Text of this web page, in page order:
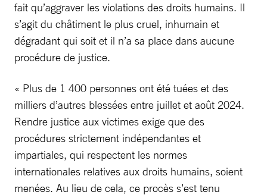
fait qu’aggraver les violations des droits humains. Il
s’agit du châtiment le plus cruel, inhumain et
dégradant qui soit et il n’a sa place dans aucune
procédure de justice.
« Plus de 1 400 personnes ont été tuées et des
milliers d’autres blessées entre juillet et août 2024.
Rendre justice aux victimes exige que des
procédures strictement indépendantes et
impartiales, qui respectent les normes
internationales relatives aux droits humains, soient
menées. Au lieu de cela, ce procès s’est tenu